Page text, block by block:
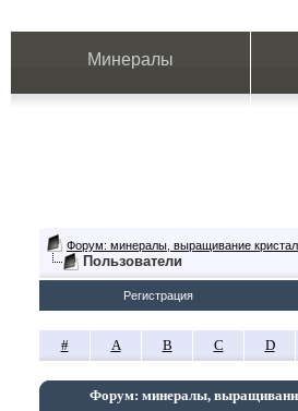
Минералы
Форум: минералы, выращивание
Пользователи
Регистрация
# A B C D
Форум: минералы, выращивание